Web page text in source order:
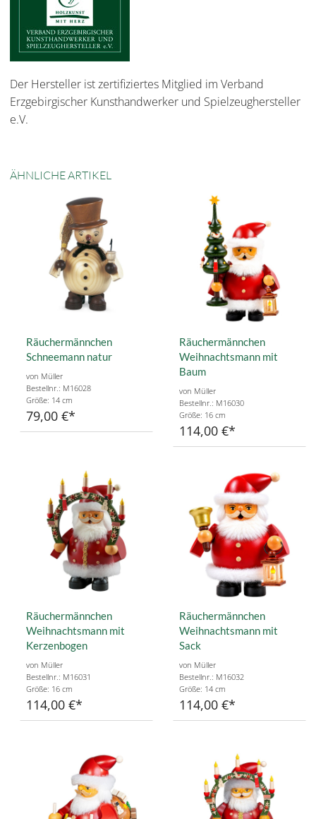
Der Hersteller ist zertifiziertes Mitglied im Verband
Erzgebirgischer Kunsthandwerker und Spielzeughersteller
e.V.
ÄHNLICHE ARTIKEL
Räuchermännchen
Schneemann natur
von Müller
Bestellnr.: M16028
Größe: 14 cm
79,00 €
Räuchermännchen
Weihnachtsmann mit
Baum
von Müller
Bestellnr.: M16030
Größe: 16 cm
114,00 €
Räuchermännchen
Weihnachtsmann mit
Kerzenbogen
von Müller
Bestellnr.: M16031
Größe: 16 cm
114,00 €
Räuchermännchen
Weihnachtsmann mit
Sack
von Müller
Bestellnr.: M16032
Größe: 14 cm
114,00 €